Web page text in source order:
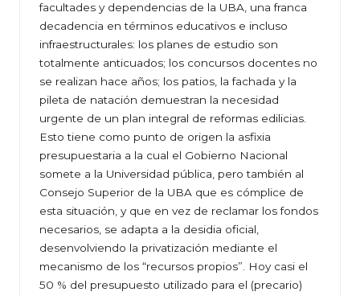
facultades y dependencias de la UBA, una franca
decadencia en términos educativos e incluso
infraestructurales: los planes de estudio son
totalmente anticuados; los concursos docentes no
se realizan hace años; los patios, la fachada y la
pileta de natación demuestran la necesidad
urgente de un plan integral de reformas edilicias.
Esto tiene como punto de origen la asfixia
presupuestaria a la cual el Gobierno Nacional
somete a la Universidad pública, pero también al
Consejo Superior de la UBA que es cómplice de
esta situación, y que en vez de reclamar los fondos
necesarios, se adapta a la desidia oficial,
desenvolviendo la privatización mediante el
mecanismo de los “recursos propios”. Hoy casi el
50 % del presupuesto utilizado para el (precario)